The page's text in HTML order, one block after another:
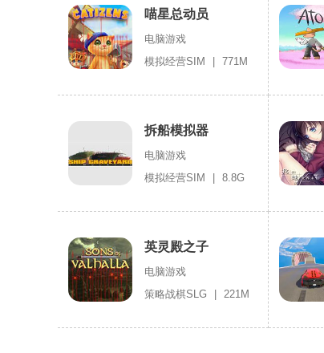
喵星总动员
电脑游戏
模拟经营SIM
771M
拆船模拟器
电脑游戏
模拟经营SIM
8.8G
英灵殿之子
电脑游戏
策略战棋SLG
221M